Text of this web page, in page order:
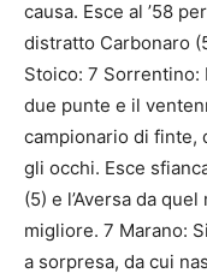
causa. Esce al ’58
distratto Carbonaro
Stoico: 7 Sorrentino:
due punte e il
campionario di finte,
gli occhi. Esce
(5) e l’Aversa da
migliore. 7 Marano:
a sorpresa, da cui